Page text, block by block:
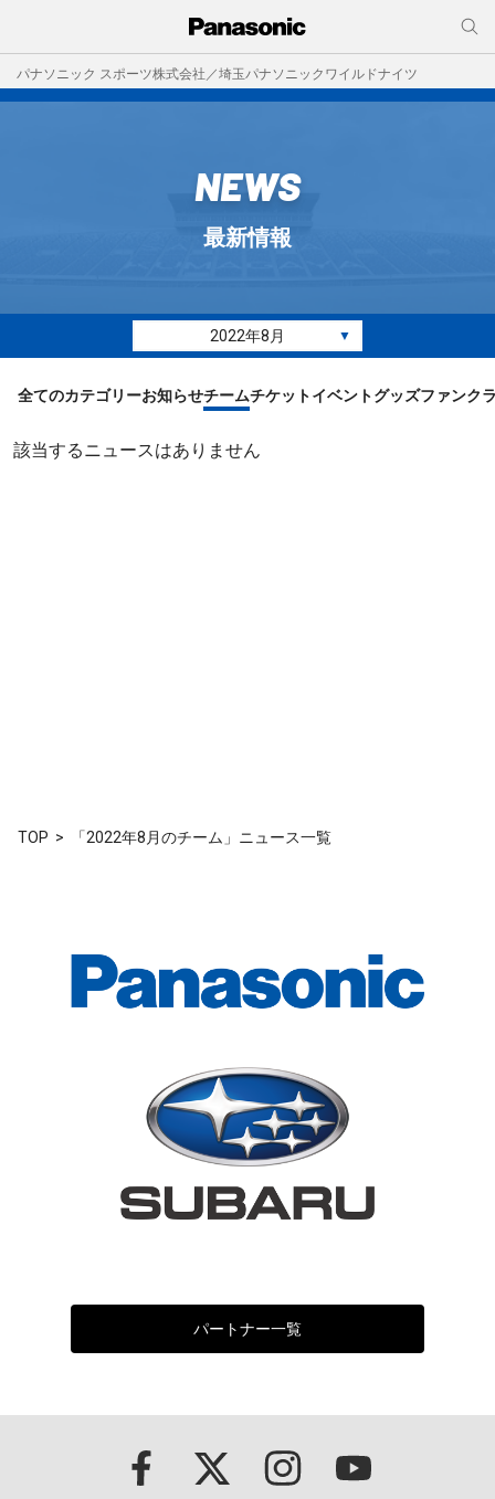
パナソニック スポーツ株式会社／埼玉パナソニックワイルドナイツ
NEWS
最新情報
2022年8月 ▼
全てのカテゴリーお知らせチームチケットイベントグッズファンク
該当するニュースはありません
TOP 「2022年8月のチーム」ニュース一覧
パートナー一覧